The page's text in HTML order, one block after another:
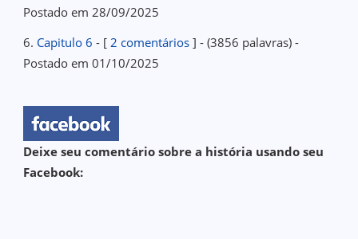
Postado em 28/09/2025
6. Capitulo 6 - [2 comentários ] - (3856 palavras) -
Postado em 01/10/2025
Deixe seu comentário sobre a história usando seu
Facebook: